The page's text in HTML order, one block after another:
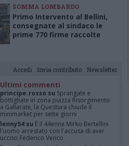
SOMMA LOMBARDO
Primo Intervento al Bellini,
consegnate al sindaco le
prime 770 firme raccolte
Accedi Invia contributo Newsletter
Ultimi commenti
principe.rosso su Sprangate e
bottigliate in zona piazza Risorgimento
a Gallarate, la Questura chiude il
minimarket per sette giorni
lenny54 su È il 44enne Mirko Bertellini
l'uomo arrestato con l'accusa di aver
ucciso Federico Venco